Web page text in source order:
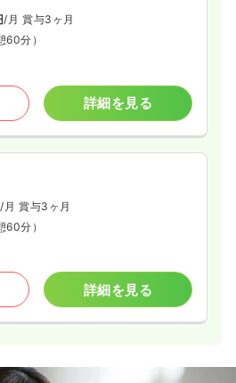
/月 賞与3ヶ月
60分）
詳細を見る
/月 賞与3ヶ月
60分）
詳細を見る